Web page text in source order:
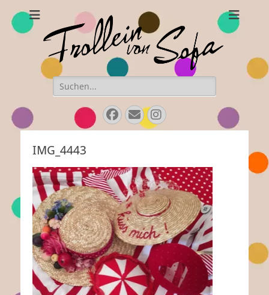
Frollein von Sofa
Handgefertigte Hüte und Accessoires
Suchen
nach:
Facebook
EmailInstagram
IMG_4443